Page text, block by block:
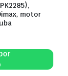
motor